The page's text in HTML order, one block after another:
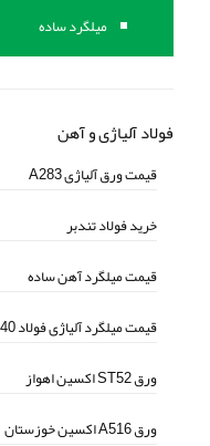
میلگرد ساده
فولاد آلیاژی و آهن
قیمت ورق آلیاژی A283
خرید فولاد تندبر
قیمت میلگرد آهن ساده
قیمت میلگرد آلیاژی فولاد MO40
ورق ST52 اکسین اهواز
ورق A516 اکسین خوزستان